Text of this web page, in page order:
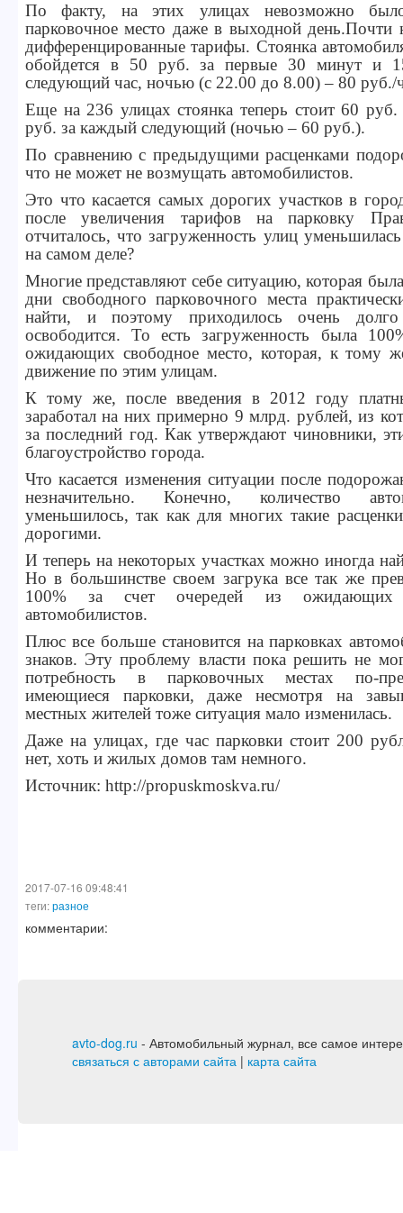
По факту, на этих улицах невозможно
парковочное место даже в выходной день.Почти
дифференцированные тарифы. Стоянка
обойдется в 50 руб. за первые 30 минут и
следующий час, ночью (с 22.00 до 8.00) – 80 руб./
Еще на 236 улицах стоянка теперь стоит 60
руб. за каждый следующий (ночью – 60 руб.).
По сравнению с предыдущими расценками
что не может не возмущать автомобилистов.
Это что касается самых дорогих участков в
после увеличения тарифов на парковку
отчиталось, что загруженность улиц
на самом деле?
Многие представляют себе ситуацию, которая
дни свободного парковочного места
найти, и поэтому приходилось очень
освободится. То есть загруженность была
ожидающих свободное место, которая, к тому
движение по этим улицам.
К тому же, после введения в 2012 году
заработал на них примерно 9 млрд. рублей, из
за последний год. Как утверждают чиновники,
благоустройство города.
Что касается изменения ситуации после
незначительно. Конечно, количество
уменьшилось, так как для многих такие
дорогими.
И теперь на некоторых участках можно иногда
Но в большинстве своем загрука все так же
100% за счет очередей из ожидающих
автомобилистов.
Плюс все больше становится на парковках
знаков. Эту проблему власти пока решить не
потребность в парковочных местах по-
имеющиеся парковки, даже несмотря на
местных жителей тоже ситуация мало изменилась.
Даже на улицах, где час парковки стоит 200
нет, хоть и жилых домов там немного.
Источник: http://propuskmoskva.ru/
2017-07-16 09:48:41
теги:разное
комментарии:
avto-dog.ru - Автомобильный журнал, все самое
связаться с авторами сайта | карта сайта